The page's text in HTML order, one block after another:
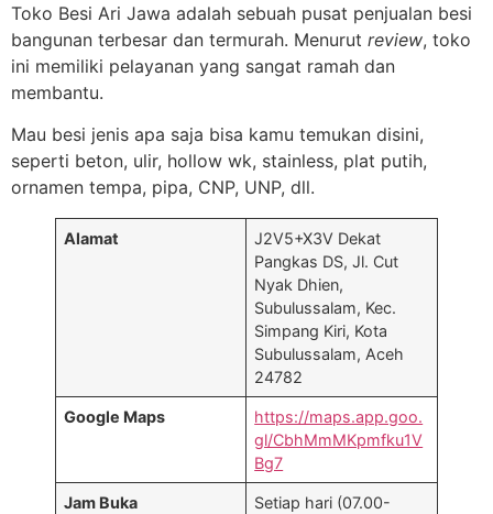
Toko Besi Ari Jawa adalah sebuah pusat penjualan besi
bangunan terbesar dan termurah. Menurut review, toko
ini memiliki pelayanan yang sangat ramah dan
membantu.
Mau besi jenis apa saja bisa kamu temukan disini,
seperti beton, ulir, hollow wk, stainless, plat putih,
ornamen tempa, pipa, CNP, UNP, dll.
Alamat
J2V5+X3V Dekat
Pangkas DS, Jl. Cut
Nyak Dhien,
Subulussalam, Kec.
Simpang Kiri, Kota
Subulussalam, Aceh
24782
Google Maps
https://maps.app.goo.
gl/CbhMmMKpmfku1V
Bg7
Jam Buka
Setiap hari (07.00-